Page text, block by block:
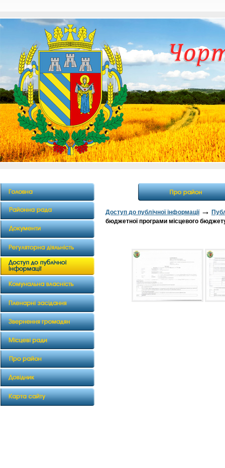
Доступ до публічної інформації →
бюджетної програми місцевого